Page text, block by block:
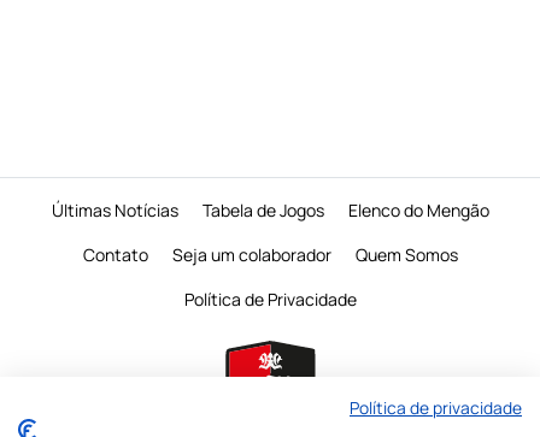
Últimas Notícias Tabela de Jogos
Elenco do Mengão
Contato
Seja um colaborador
Quem Somos
Política de Privacidade
Política de privacidade